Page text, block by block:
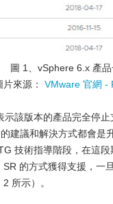
圖 1、vSphere 6.x 產
片來源： VMware 官網 -
該版本的產品完全停
建議和解決方式都會
技術指導階段，在這
的方式獲得支援，
所示）。